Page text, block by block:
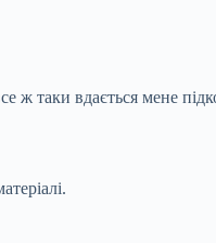
ж таки вдається мене